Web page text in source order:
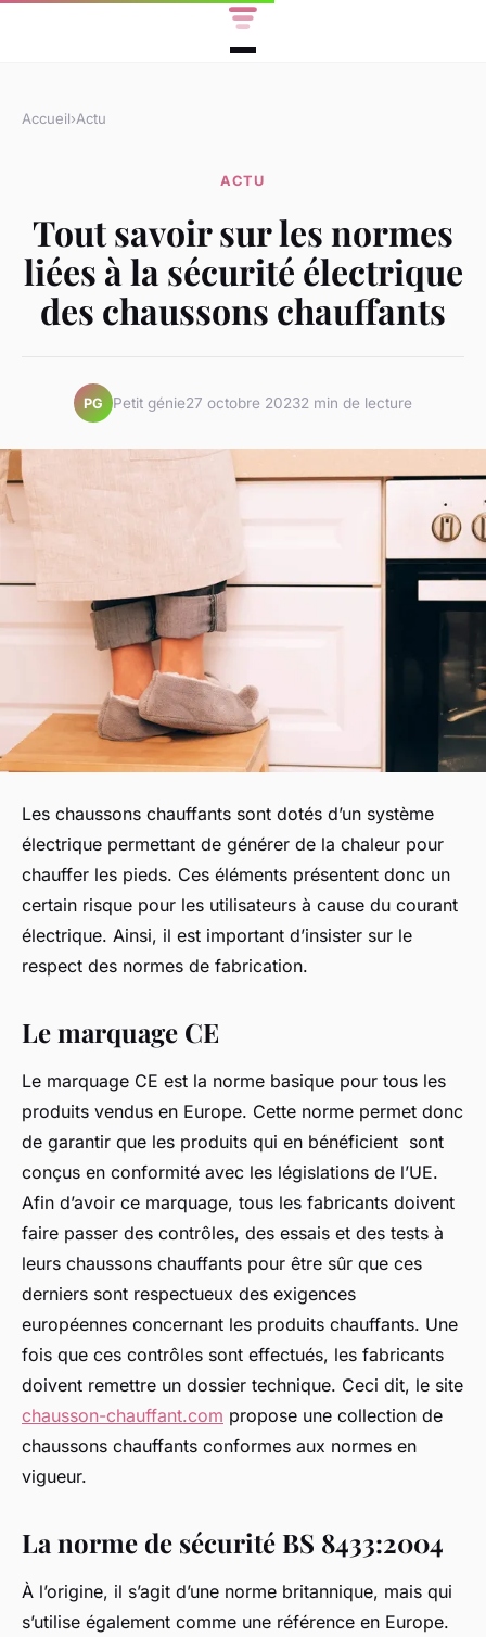
Accueil›Actu
ACTU
Tout savoir sur les normes
liées à la sécurité électrique
des chaussons chauffants
PG Petit génie27 octobre 20232 min de lecture
Les chaussons chauffants sont dotés d’un système
électrique permettant de générer de la chaleur pour
chauffer les pieds. Ces éléments présentent donc un
certain risque pour les utilisateurs à cause du courant
électrique. Ainsi, il est important d’insister sur le
respect des normes de fabrication.
Le marquage CE
Le marquage CE est la norme basique pour tous les
produits vendus en Europe. Cette norme permet donc
de garantir que les produits qui en bénéficient sont
conçus en conformité avec les législations de l’UE.
Afin d’avoir ce marquage, tous les fabricants doivent
faire passer des contrôles, des essais et des tests à
leurs chaussons chauffants pour être sûr que ces
derniers sont respectueux des exigences
européennes concernant les produits chauffants. Une
fois que ces contrôles sont effectués, les fabricants
doivent remettre un dossier technique. Ceci dit, le site
chausson-chauffant.com propose une collection de
chaussons chauffants conformes aux normes en
vigueur.
La norme de sécurité BS 8433:2004
À l’origine, il s’agit d’une norme britannique, mais qui
s’utilise également comme une référence en Europe.